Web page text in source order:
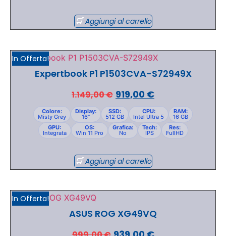
Aggiungi al carrello
In Offerta!
Expertbook P1 P1503CVA-S72949X
1.149,00€ 919,00 €
Colore:
Misty Grey
Display:
16"
SSD:
512 GB
CPU:
Intel Ultra 5
RAM:
16 GB
GPU:
Integrata
OS:
Win 11 Pro
Grafica:
No
Tech:
IPS
Res:
FullHD
Aggiungi al carrello
In Offerta!
ASUS ROG XG49VQ